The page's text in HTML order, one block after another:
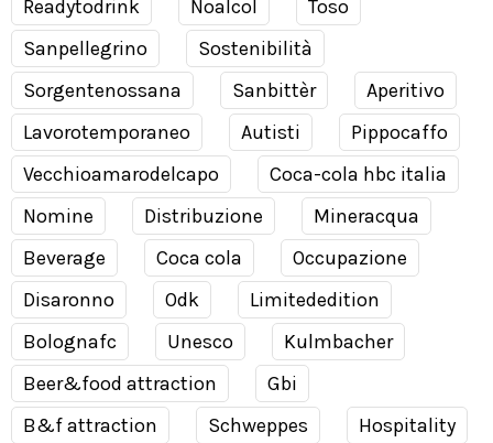
Readytodrink
Noalcol
Toso
Sanpellegrino
Sostenibilità
Sorgentenossana
Sanbittèr
Aperitivo
Lavorotemporaneo
Autisti
Pippocaffo
Vecchioamarodelcapo
Coca-cola hbc italia
Nomine
Distribuzione
Mineracqua
Beverage
Coca cola
Occupazione
Disaronno
Odk
Limitededition
Bolognafc
Unesco
Kulmbacher
Beer&food attraction
Gbi
B&f attraction
Schweppes
Hospitality